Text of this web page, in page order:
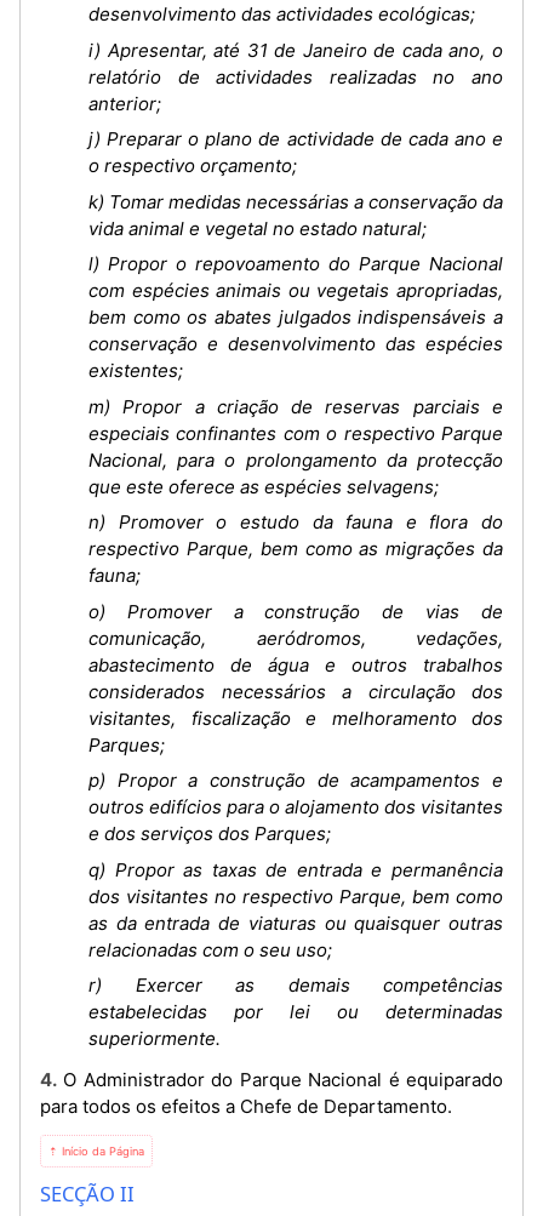
desenvolvimento das actividades ecológicas;
i) Apresentar, até 31 de Janeiro de cada ano, o
relatório de actividades realizadas no ano
anterior;
j) Preparar o plano de actividade de cada ano e
o respectivo orçamento;
k) Tomar medidas necessárias a conservação da
vida animal e vegetal no estado natural;
l) Propor o repovoamento do Parque Nacional
com espécies animais ou vegetais apropriadas,
bem como os abates julgados indispensáveis a
conservação e desenvolvimento das espécies
existentes;
m) Propor a criação de reservas parciais e
especiais confinantes com o respectivo Parque
Nacional, para o prolongamento da protecção
que este oferece as espécies selvagens;
n) Promover o estudo da fauna e flora do
respectivo Parque, bem como as migrações da
fauna;
o) Promover a construção de vias de
comunicação, aeródromos, vedações,
abastecimento de água e outros trabalhos
considerados necessários a circulação dos
visitantes, fiscalização e melhoramento dos
Parques;
p) Propor a construção de acampamentos e
outros edifícios para o alojamento dos visitantes
e dos serviços dos Parques;
q) Propor as taxas de entrada e permanência
dos visitantes no respectivo Parque, bem como
as da entrada de viaturas ou quaisquer outras
relacionadas com o seu uso;
r) Exercer as demais competências
estabelecidas por lei ou determinadas
superiormente.
4. O Administrador do Parque Nacional é equiparado
para todos os efeitos a Chefe de Departamento.
⇡ Início da Página
SECÇÃO II